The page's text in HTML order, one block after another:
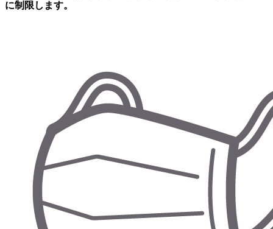
に制限します。